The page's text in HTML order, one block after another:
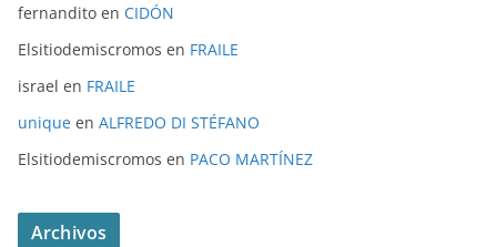
fernandito en CIDÓN
Elsitiodemiscromos en FRAILE
israel en FRAILE
unique en ALFREDO DI STÉFANO
Elsitiodemiscromos en PACO MARTÍNEZ
Archivos